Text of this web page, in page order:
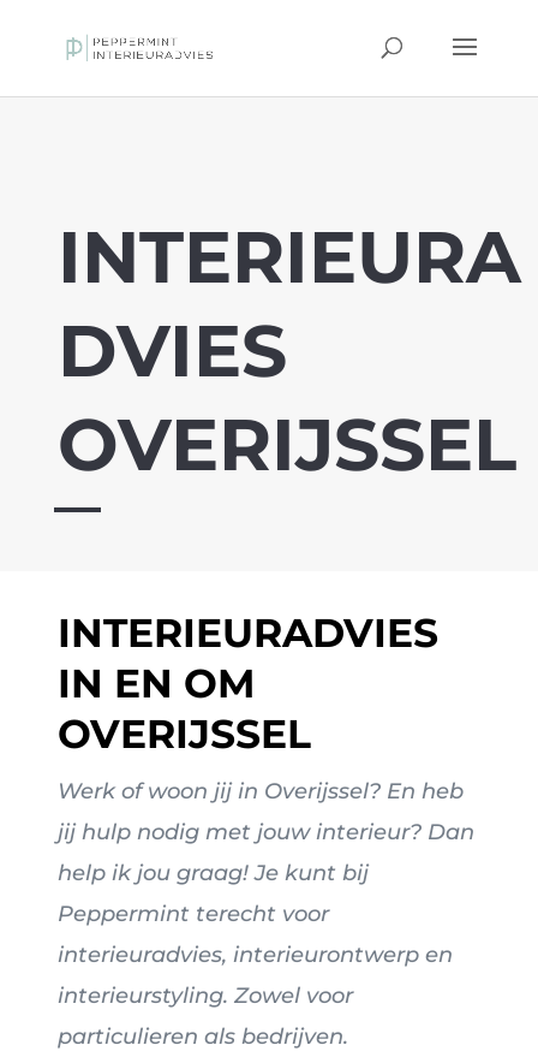
INTERIEURA
DVIES
OVERIJSSEL
INTERIEURADVIES
IN EN OM
OVERIJSSEL
Werk of woon jij in Overijssel? En heb
jij hulp nodig met jouw interieur? Dan
help ik jou graag! Je kunt bij
Peppermint terecht voor
interieuradvies, interieurontwerp en
interieurstyling. Zowel voor
particulieren als bedrijven.